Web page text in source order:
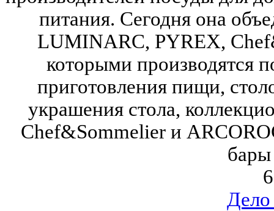
питания. Сегодня она
LUMINARC, PYREX,
которыми производятся
приготовления пищи,
украшения стола,
Chef&Sommelier и
бары
Дело